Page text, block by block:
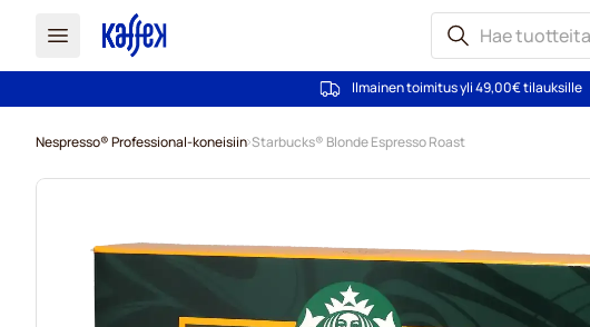
Ilmainen toimitus yli 49,00€ tilauksille
Nespresso® Professional-koneisiin Starbucks® Blonde Espresso Roast